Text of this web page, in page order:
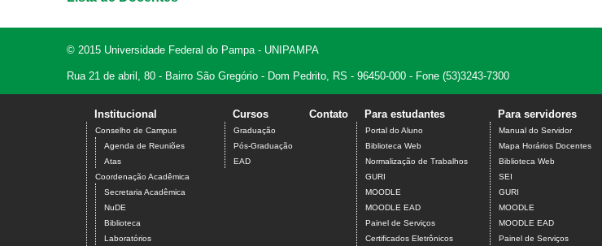
© 2015 Universidade Federal do Pampa - UNIPAMPA
Rua 21 de abril, 80 - Bairro São Gregório - Dom Pedrito, RS - 96450-000 - Fone (53)3243-7300
Institucional
Conselho de Campus
Agenda de Reuniões
Atas
Coordenação Acadêmica
Secretaria Acadêmica
NuDE
Biblioteca
Laboratórios
Cursos
Graduação
Pós-Graduação
EAD
Contato Para estudantes
Portal do Aluno
Biblioteca Web
Normalização de Trabalhos
GURI
MOODLE
MOODLE EAD
Painel de Serviços
Certificados Eletrônicos
Para servidores
Manual do Servidor
Mapa Horários Docentes
Biblioteca Web
SEI
GURI
MOODLE
MOODLE EAD
Painel de Serviços